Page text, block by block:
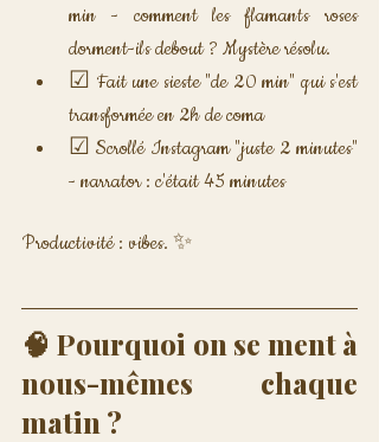
min - comment les flamants roses
dorment-ils debout ? Mystère résolu.
☑ Fait une sieste "de 20 min" qui s'est
transformée en 2h de coma
☑ Scrollé Instagram "juste 2 minutes"
- narrator : c'était 45 minutes
Productivité : vibes. ✨
🧠 Pourquoi on se ment à
nous-mêmes chaque
matin ?